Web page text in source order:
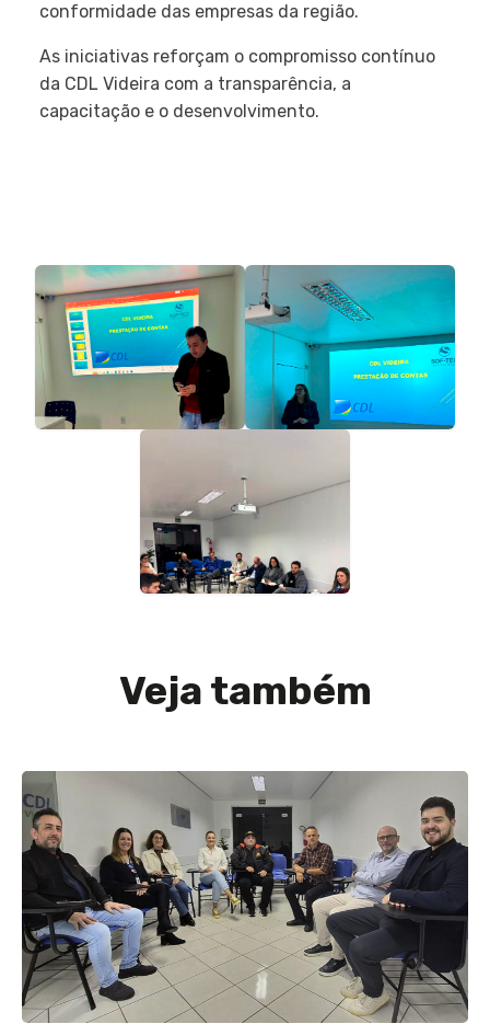
conformidade das empresas da região.
As iniciativas reforçam o compromisso contínuo
da CDL Videira com a transparência, a
capacitação e o desenvolvimento.
Veja também